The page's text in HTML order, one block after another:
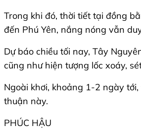
Trong khi đó, thời tiết tại đồng
đến Phú Yên, nắng nóng vẫn
Dự báo chiều tối nay, Tây
cũng như hiện tượng lốc xoáy,
Ngoài khơi, khoảng 1-2 ngày
thuận này.
PHÚC HẬU